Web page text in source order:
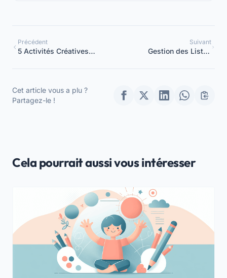
Précédent
5 Activités Créatives
Suivant
Gestion des Listes
Cet article vous a plu ?
Partagez-le !
Cela pourrait aussi vous intéresser